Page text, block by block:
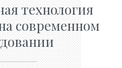
технология
современном